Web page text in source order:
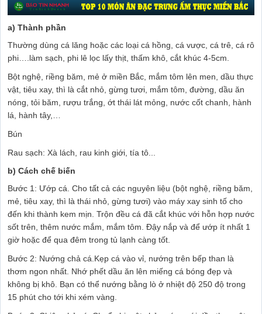
a) Thành phần
Thường dùng cá lăng hoặc các loại cá hồng, cá vược, cá trê, cá rô
phi….làm sạch, phi lê lọc lấy thịt, thấm khô, cắt khúc 4-5cm.
Bột nghệ, riềng băm, mẻ ở miền Bắc, mắm tôm lên men, dầu thực
vật, tiêu xay, thì là cắt nhỏ, gừng tươi, mắm tôm, đường, dầu ăn
nóng, tỏi băm, rượu trắng, ớt thái lát mỏng, nước cốt chanh, hành
lá, hành tây,…
Bún
Rau sạch: Xà lách, rau kinh giới, tía tô...
b) Cách chế biến
Bước 1: Ướp cá. Cho tất cả các nguyên liệu (bột nghệ, riềng băm,
mẻ, tiêu xay, thì là thái nhỏ, gừng tươi) vào máy xay sinh tố cho
đến khi thành kem mịn. Trộn đều cá đã cắt khúc với hỗn hợp nước
sốt trên, thêm nước mắm, mắm tôm. Đậy nắp và để ướp ít nhất 1
giờ hoặc để qua đêm trong tủ lạnh càng tốt.
Bước 2: Nướng chả cá.Kẹp cá vào vỉ, nướng trên bếp than là
thơm ngon nhất. Nhớ phết dầu ăn lên miếng cá bóng đẹp và
không bị khô. Bạn có thể nướng bằng lò ở nhiệt độ 250 độ trong
15 phút cho tới khi xém vàng.